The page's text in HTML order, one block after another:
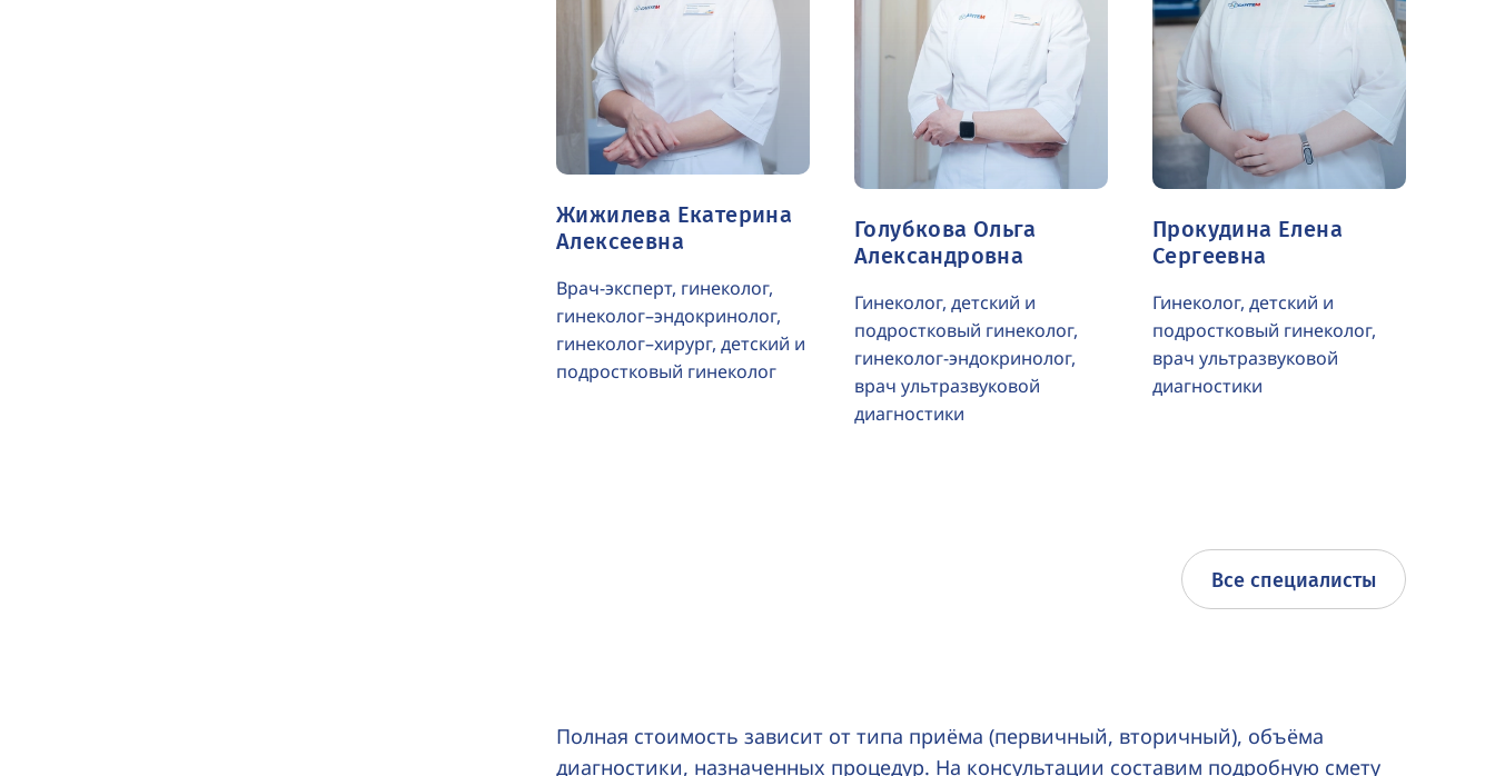
Жижилева Екатерина
Алексеевна
Врач-эксперт, гинеколог,
гинеколог–эндокринолог,
гинеколог–хирург, детский и
подростковый гинеколог
Голубкова Ольга
Александровна
Гинеколог, детский и
подростковый гинеколог,
гинеколог-эндокринолог,
врач ультразвуковой
диагностики
Прокудина Елена
Сергеевна
Гинеколог, детский и
подростковый гинеколог,
врач ультразвуковой
диагностики
Все специалисты
Полная стоимость зависит от типа приёма (первичный, вторичный), объёма
диагностики, назначенных процедур. На консультации составим подробную смету